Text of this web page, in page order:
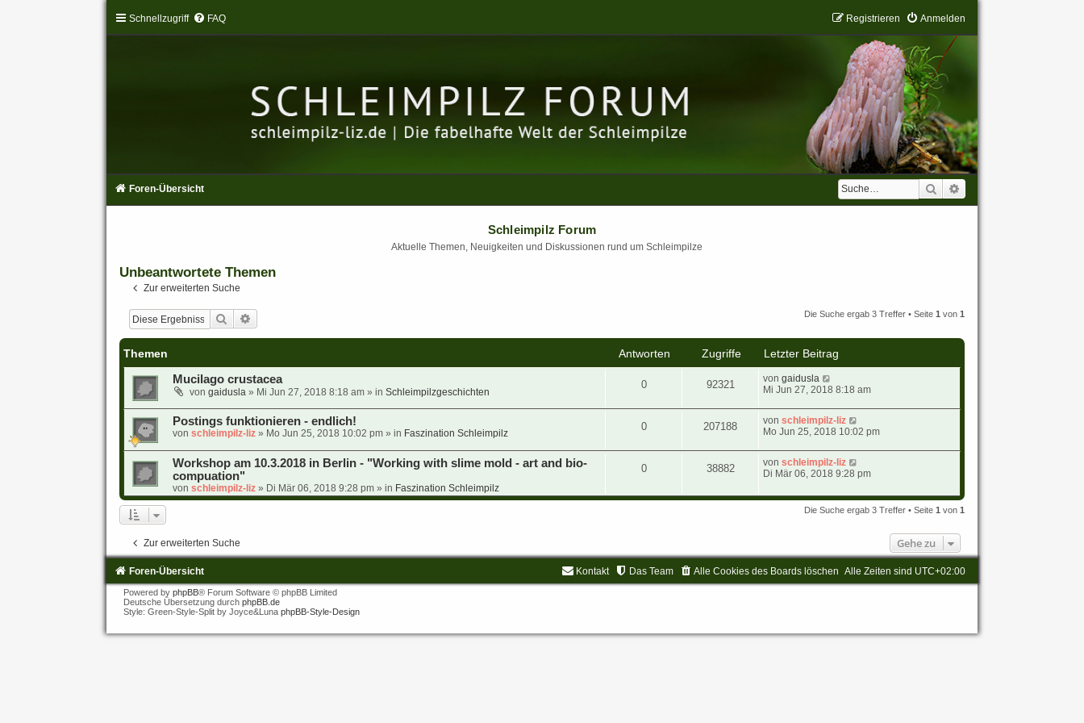
Schnellzugriff FAQ Anmelden
Registrieren
Suche
Foren-Übersicht
Schleimpilz Forum
Aktuelle Themen, Neuigkeiten und Diskussionen rund um Schleimpilze
Unbeantwortete Themen
Zur erweiterten Suche
Suche Die Suche ergab 3 Treffer • Seite1 von1
Themen Antworten Zugriffe
Letzter Beitrag
Mucilago crustacea
von gaidusla» Mi Jun 27, 2018 8:18 am » in Schleimpilzgeschichten
0 92321 vongaidusla
Mi Jun 27, 2018 8:18 am
Postings funktionieren - endlich!
von schleimpilz-liz» Mo Jun 25, 2018 10:02 pm » in Faszination Schleimpilz
0 207188 vonschleimpilz-liz
Mo Jun 25, 2018 10:02 pm
Workshop am 10.3.2018 in Berlin - "Working with slime mold - art and bio-
compuation"
von schleimpilz-liz» Di Mär 06, 2018 9:28 pm » in Faszination Schleimpilz
0 38882 vonschleimpilz-liz
Di Mär 06, 2018 9:28 pm
Die Suche ergab 3 Treffer • Seite1 von1
Zur erweiterten Suche Gehe zu
Foren-Übersicht Alle Zeiten sind UTC+02:00
Alle Cookies des Boards löschen
Das Team
Kontakt
Powered by phpBB® Forum Software © phpBB Limited
Deutsche Übersetzung durch phpBB.de
Style: Green-Style-Split by Joyce&Luna phpBB-Style-Design